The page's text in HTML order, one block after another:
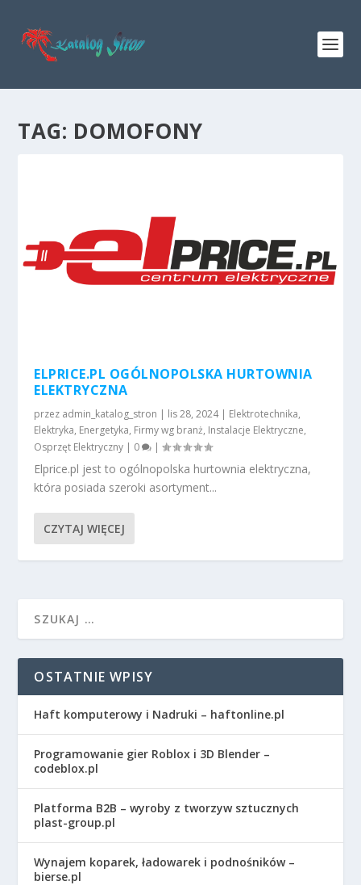
TAG: DOMOFONY
ELPRICE.PL OGÓLNOPOLSKA HURTOWNIA
ELEKTRYCZNA
przez admin_katalog_stron | lis 28, 2024| Elektrotechnika,
Elektryka, Energetyka, Firmy wg branż, Instalacje Elektryczne,
Osprzęt Elektryczny | 0 |
Elprice.pl jest to ogólnopolska hurtownia elektryczna,
która posiada szeroki asortyment...
CZYTAJ WIĘCEJ
OSTATNIE WPISY
Haft komputerowy i Nadruki – haftonline.pl
Programowanie gier Roblox i 3D Blender –
codeblox.pl
Platforma B2B – wyroby z tworzyw sztucznych
plast-group.pl
Wynajem koparek, ładowarek i podnośników –
bierse.pl